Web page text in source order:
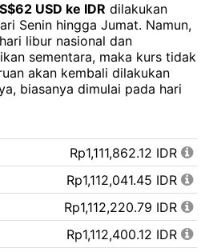
USD ke IDR dilakukan
Senin hingga Jumat. Namun,
libur nasional dan
sementara, maka kurs tidak
akan kembali dilakukan
biasanya dimulai pada hari
Rp1,111,862.12 IDR
Rp1,112,041.45 IDR
Rp1,112,220.79 IDR
Rp1,112,400.12 IDR